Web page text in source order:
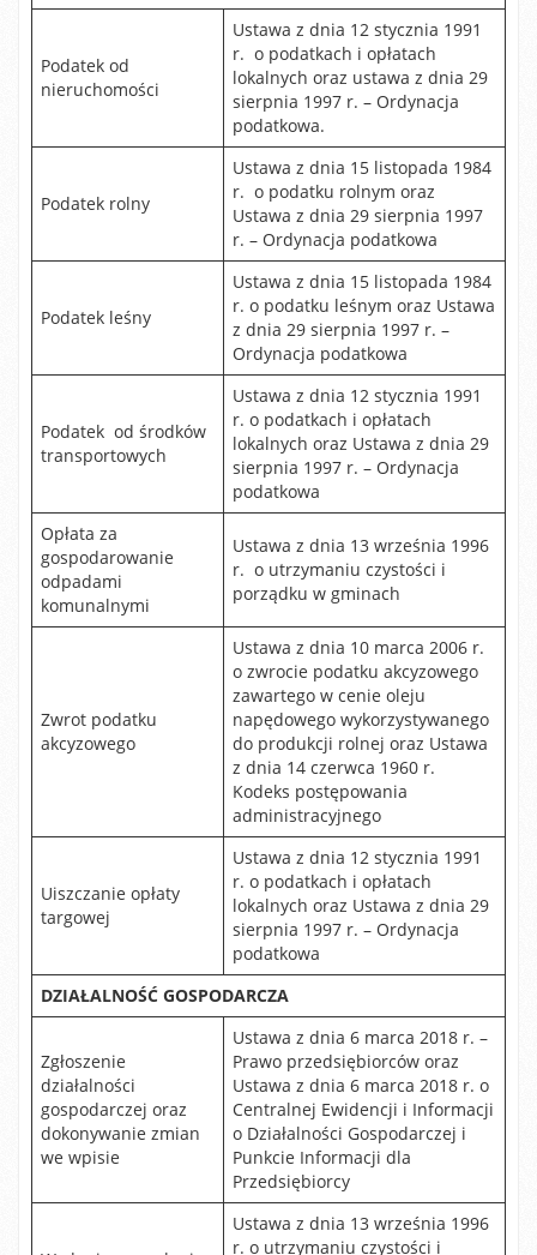
Podatek od
nieruchomości
Ustawa z dnia 12 stycznia 1991
r. o podatkach i opłatach
lokalnych oraz ustawa z dnia 29
sierpnia 1997 r. – Ordynacja
podatkowa.
Podatek rolny
Ustawa z dnia 15 listopada 1984
r. o podatku rolnym oraz
Ustawa z dnia 29 sierpnia 1997
r. – Ordynacja podatkowa
Podatek leśny
Ustawa z dnia 15 listopada 1984
r. o podatku leśnym oraz Ustawa
z dnia 29 sierpnia 1997 r. –
Ordynacja podatkowa
Podatek od środków
transportowych
Ustawa z dnia 12 stycznia 1991
r. o podatkach i opłatach
lokalnych oraz Ustawa z dnia 29
sierpnia 1997 r. – Ordynacja
podatkowa
Opłata za
gospodarowanie
odpadami
komunalnymi
Ustawa z dnia 13 września 1996
r. o utrzymaniu czystości i
porządku w gminach
Zwrot podatku
akcyzowego
Ustawa z dnia 10 marca 2006 r.
o zwrocie podatku akcyzowego
zawartego w cenie oleju
napędowego wykorzystywanego
do produkcji rolnej oraz Ustawa
z dnia 14 czerwca 1960 r.
Kodeks postępowania
administracyjnego
Uiszczanie opłaty
targowej
Ustawa z dnia 12 stycznia 1991
r. o podatkach i opłatach
lokalnych oraz Ustawa z dnia 29
sierpnia 1997 r. – Ordynacja
podatkowa
DZIAŁALNOŚĆ GOSPODARCZA
Zgłoszenie
działalności
gospodarczej oraz
dokonywanie zmian
we wpisie
Ustawa z dnia 6 marca 2018 r. –
Prawo przedsiębiorców oraz
Ustawa z dnia 6 marca 2018 r. o
Centralnej Ewidencji i Informacji
o Działalności Gospodarczej i
Punkcie Informacji dla
Przedsiębiorcy
Ustawa z dnia 13 września 1996
r. o utrzymaniu czystości i